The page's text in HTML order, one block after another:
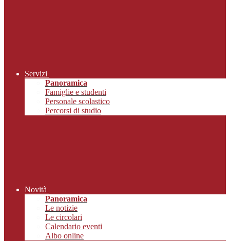
Servizi
Panoramica
Famiglie e studenti
Personale scolastico
Percorsi di studio
Novità
Panoramica
Le notizie
Le circolari
Calendario eventi
Albo online